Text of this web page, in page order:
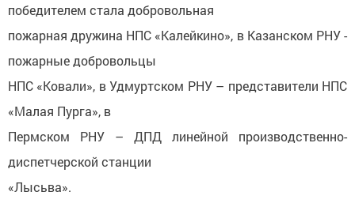
победителем стала добровольная
пожарная дружина НПС «Калейкино», в Казанском РНУ -
пожарные добровольцы
НПС «Ковали», в Удмуртском РНУ – представители НПС
«Малая Пурга», в
Пермском РНУ – ДПД линейной производственно-
диспетчерской станции
«Лысьва».